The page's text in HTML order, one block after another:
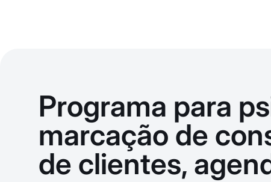
Programa para
marcação de
de clientes,